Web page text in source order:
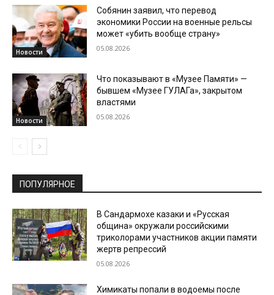
Новости
Собянин заявил, что перевод
экономики России на военные рельсы
может «убить вообще страну»
05.08.2026
Новости
Что показывают в «Музее Памяти» —
бывшем «Музее ГУЛАГа», закрытом
властями
05.08.2026
ПОПУЛЯРНОЕ
В Сандармохе казаки и «Русская
община» окружали российскими
триколорами участников акции памяти
жертв репрессий
05.08.2026
Химикаты попали в водоемы после